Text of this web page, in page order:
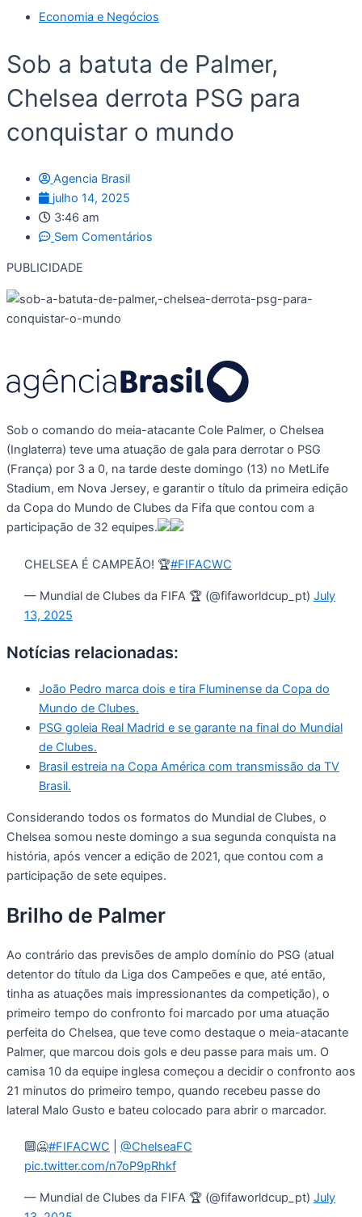
Economia e Negócios
Sob a batuta de Palmer,
Chelsea derrota PSG para
conquistar o mundo
Agencia Brasil
julho 14, 2025
3:46 am
Sem Comentários
PUBLICIDADE
Sob o comando do meia-atacante Cole Palmer, o Chelsea
(Inglaterra) teve uma atuação de gala para derrotar o PSG
(França) por 3 a 0, na tarde deste domingo (13) no MetLife
Stadium, em Nova Jersey, e garantir o título da primeira edição
da Copa do Mundo de Clubes da Fifa que contou com a
participação de 32 equipes.
CHELSEA É CAMPEÃO! 🏆#FIFACWC
— Mundial de Clubes da FIFA 🏆 (@fifaworldcup_pt) July
13, 2025
Notícias relacionadas:
João Pedro marca dois e tira Fluminense da Copa do
Mundo de Clubes.
PSG goleia Real Madrid e se garante na final do Mundial
de Clubes.
Brasil estreia na Copa América com transmissão da TV
Brasil.
Considerando todos os formatos do Mundial de Clubes, o
Chelsea somou neste domingo a sua segunda conquista na
história, após vencer a edição de 2021, que contou com a
participação de sete equipes.
Brilho de Palmer
Ao contrário das previsões de amplo domínio do PSG (atual
detentor do título da Liga dos Campeões e que, até então,
tinha as atuações mais impressionantes da competição), o
primeiro tempo do confronto foi marcado por uma atuação
perfeita do Chelsea, que teve como destaque o meia-atacante
Palmer, que marcou dois gols e deu passe para mais um. O
camisa 10 da equipe inglesa começou a decidir o confronto aos
21 minutos do primeiro tempo, quando recebeu passe do
lateral Malo Gusto e bateu colocado para abrir o marcador.
🔟🥶#FIFACWC
@ChelseaFC
pic.twitter.com/n7oP9pRhkf
— Mundial de Clubes da FIFA 🏆 (@fifaworldcup_pt) July